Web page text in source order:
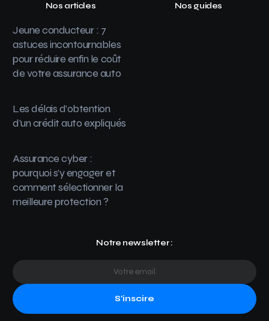
Nos articles
Jeune conducteur : 7
astuces incontournables
pour réduire enfin le coût
de votre assurance auto
Les délais d’obtention
d’un crédit auto expliqués
Assurance cyber :
pourquoi s’y engager et
comment sélectionner la
meilleure protection ?
Nos guides
Notre newsletter :
S'inscire